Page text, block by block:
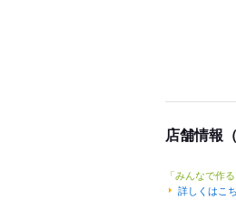
店舗情報
「みんなで作
詳しくはこ